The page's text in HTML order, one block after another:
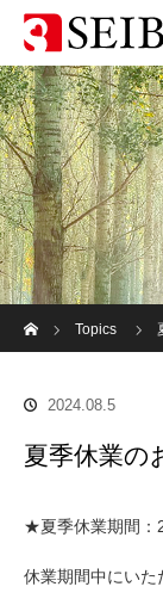
Topics
2024.08.5
夏季休業の
★夏季休業期間：
休業期間中にいた